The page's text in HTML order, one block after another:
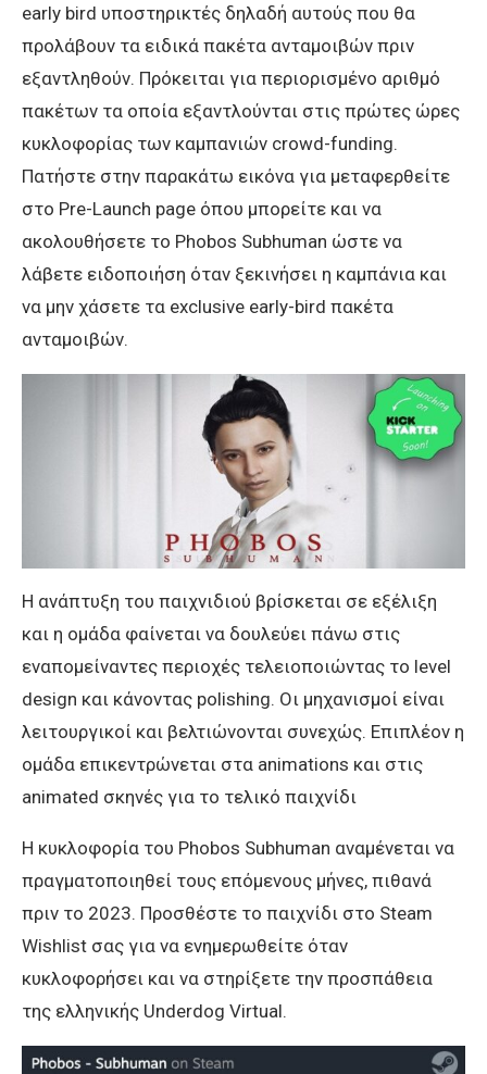
early bird υποστηρικτές δηλαδή αυτούς που θα
προλάβουν τα ειδικά πακέτα ανταμοιβών πριν
εξαντληθούν. Πρόκειται για περιορισμένο αριθμό
πακέτων τα οποία εξαντλούνται στις πρώτες ώρες
κυκλοφορίας των καμπανιών crowd-funding.
Πατήστε στην παρακάτω εικόνα για μεταφερθείτε
στο Pre-Launch page όπου μπορείτε και να
ακολουθήσετε το Phobos Subhuman ώστε να
λάβετε ειδοποιήση όταν ξεκινήσει η καμπάνια και
να μην χάσετε τα exclusive early-bird πακέτα
ανταμοιβών.
Η ανάπτυξη του παιχνιδιού βρίσκεται σε εξέλιξη
και η ομάδα φαίνεται να δουλεύει πάνω στις
εναπομείναντες περιοχές τελειοποιώντας το level
design και κάνοντας polishing. Οι μηχανισμοί είναι
λειτουργικοί και βελτιώνονται συνεχώς. Επιπλέον η
ομάδα επικεντρώνεται στα animations και στις
animated σκηνές για το τελικό παιχνίδι
H κυκλοφορία του Phobos Subhuman αναμένεται να
πραγματοποιηθεί τους επόμενους μήνες, πιθανά
πριν το 2023. Προσθέστε το παιχνίδι στο Steam
Wishlist σας για να ενημερωθείτε όταν
κυκλοφορήσει και να στηρίξετε την προσπάθεια
της ελληνικής Underdog Virtual.